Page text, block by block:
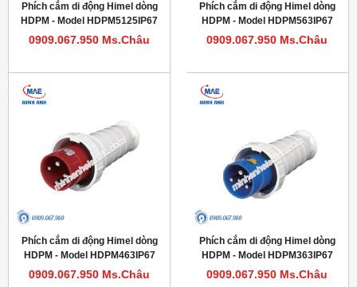
Phích cắm di động Himel dòng
HDPM - Model HDPM5125IP67
0909.067.950 Ms.Châu
Phích cắm di động Himel dòng
HDPM - Model HDPM563IP67
0909.067.950 Ms.Châu
Phích cắm di động Himel dòng
HDPM - Model HDPM463IP67
0909.067.950 Ms.Châu
Phích cắm di động Himel dòng
HDPM - Model HDPM363IP67
0909.067.950 Ms.Châu